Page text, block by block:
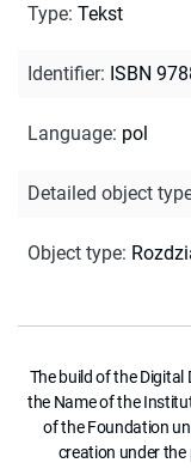
Type: Tekst
Identifier: ISBN
Language: pol
Detailed object
Object type:
The build of the
the Name of the
of the Foundation
creation under